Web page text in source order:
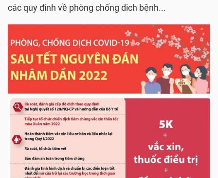
các quy định về phòng chống dịch bệnh...